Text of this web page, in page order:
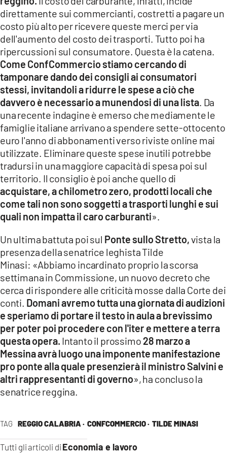
TAG REGGIO CALABRIA · CONFCOMMERCIO · TILDE MINASI
Tutti gli articoli di Economia e lavoro
direttamente sui commercianti, costretti a pagare un
costo più alto per ricevere queste merci per via
dell'aumento del costo dei trasporti. Tutto poi ha
ripercussioni sul consumatore. Questa è la catena.
Come ConfCommercio stiamo cercando di
tamponare dando dei consigli ai consumatori
stessi, invitandoli a ridurre le spese a ciò che
davvero è necessario a munendosi di una lista . Da
una recente indagine è emerso che mediamente le
famiglie italiane arrivano a spendere sette-ottocento
euro l'anno di abbonamenti verso riviste online mai
utilizzate. Eliminare queste spese inutili potrebbe
tradursi in una maggiore capacità di spesa poi sul
territorio. Il consiglio è poi anche quello di
acquistare, a chilometro zero, prodotti locali che
come tali non sono soggetti a trasporti lunghi e sui
quali non impatta il caro carburanti».
Un ultima battuta poi sul Ponte sullo Stretto,vista la
presenza della senatrice leghista Tilde
Minasi: «Abbiamo incardinato proprio la scorsa
settimana in Commissione, un nuovo decreto che
cerca di rispondere alle criticità mosse dalla Corte dei
conti. Domani avremo tutta una giornata di audizioni
e speriamo di portare il testo in aula a brevissimo
per poter poi procedere con l'iter e mettere a terra
questa opera. Intanto il prossimo 28 marzo a
Messina avrà luogo una imponente manifestazione
pro ponte alla quale presenzierà il ministro Salvini e
altri rappresentanti di governo», ha concluso la
senatrice reggina.